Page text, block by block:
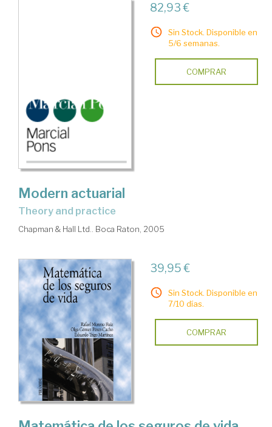
82,93 €
Sin Stock. Disponible en
5/6 semanas.
COMPRAR
Modern actuarial
theory and practice
Chapman & Hall Ltd.. Boca Raton, 2005
39,95 €
Sin Stock. Disponible en
7/10 días.
COMPRAR